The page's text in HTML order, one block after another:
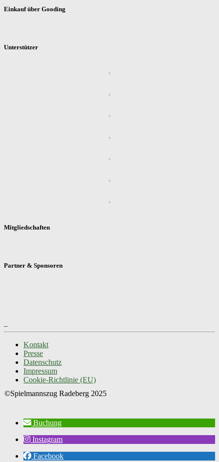
Einkauf über Gooding
Unterstützer
Mitgliedschaften
Partner & Sponsoren
Kontakt
Presse
Datenschutz
Impressum
Cookie-Richtlinie (EU)
Buchung
Instagram
Facebook